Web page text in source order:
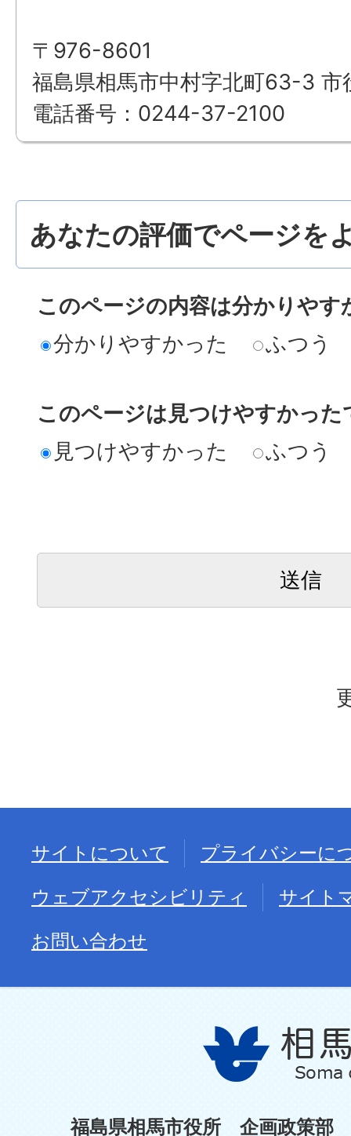
〒976-8601
福島県相馬市中村字北町63-3 市
電話番号：0244-37-2100
あなたの評価でページを
このページの内容は分かりやす
分かりやすかった
ふつう
このページは見つけやすかった
見つけやすかった
ふつう
サイトについて
プライバシーに
ウェブアクセシビリティ
サイト
お問い合わせ
福島県相馬市役所 企画政策部